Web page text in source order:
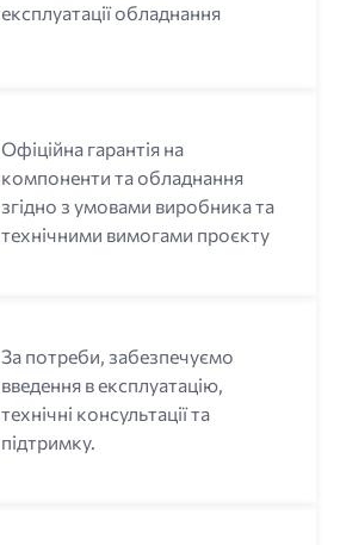
експлуатації обладнання
Офіційна гарантія на
компоненти та обладнання
згідно з умовами виробника та
технічними вимогами проєкту
За потреби, забезпечуємо
введення в експлуатацію,
технічні консультації та
підтримку.